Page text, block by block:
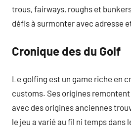
trous, fairways, roughs et
défis à surmonter avec adresse
Cronique des du Golf
Le golfing est un game riche en
customs. Ses origines
avec des origines anciennes
le jeu a varié au fil ni temps dans